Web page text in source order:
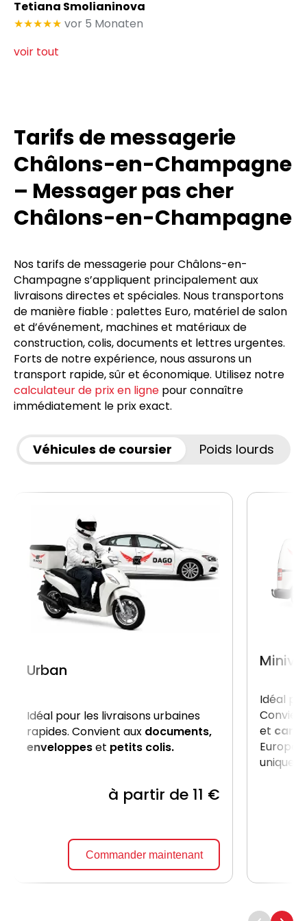
Tetiana Smolianinova
★★★★★ vor 5 Monaten
voir tout
Tarifs de messagerie
Châlons-en-Champagne
– Messager pas cher
Châlons-en-Champagne
Nos tarifs de messagerie pour Châlons-en-
Champagne s’appliquent principalement aux
livraisons directes et spéciales. Nous transportons
de manière fiable : palettes Euro, matériel de salon
et d’événement, machines et matériaux de
construction, colis, documents et lettres urgentes.
Forts de notre expérience, nous assurons un
transport rapide, sûr et économique. Utilisez notre
calculateur de prix en ligne pour connaître
immédiatement le prix exact.
Véhicules de coursier Poids lourds
Urban
Idéal pour les livraisons urbaines
rapides. Convient aux documents,
enveloppeset petits colis.
à partir de 11 €
Commander maintenant
Idéal
et
Europe,